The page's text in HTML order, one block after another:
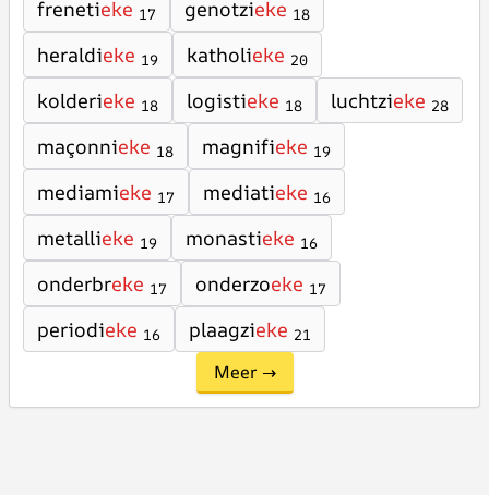
frenetieke 17 genotzieke 18
heraldieke 19 katholieke 20
kolderieke 18 logistieke 18 luchtzieke 28
maçonnieke 18 magnifieke 19
mediamieke 17 mediatieke 16
metallieke 19 monastieke 16
onderbreke 17 onderzoeke 17
periodieke 16 plaagzieke 21
Meer →